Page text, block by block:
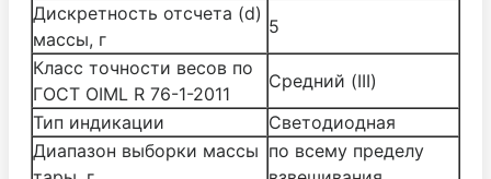
Дискретность отсчета (d)
массы, г
5
Класс точности весов по
ГОСТ OIML R 76-1-2011
Средний (III)
Тип индикации
Светодиодная
Диапазон выборки массы по всему пределу